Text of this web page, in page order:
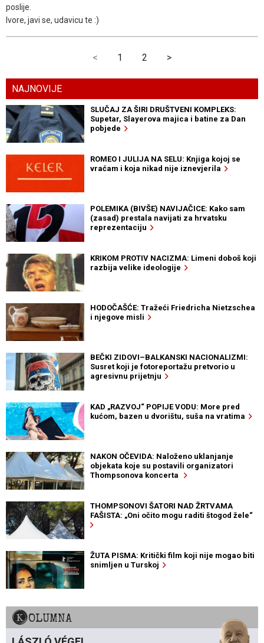
poslije.
Ivore, javi se, udavicu te :)
< 1 2 >
NAJNOVIJE
SLUČAJ ZA ŠIRI DRUŠTVENI KOMPLEKS:
Supetar, Slayerova majica i batine za Dan
pobjede
ROMEO I JULIJA NA SELU: Knjiga kojoj se
vraćam i koja nikad nije iznevjerila
POLEMIKA (BIVŠE) NAVIJAČICE: Kako sam
(zasad) prestala navijati za hrvatsku
reprezentaciju
KRIKOM PROTIV NACIZMA: Limeni doboš koji
razbija velike ideologije
HODOČAŠĆE: Tražeći Friedricha Nietzschea
i njegove misli
BEČKI ZIDOVI–BALKANSKI NACIONALIZMI:
Susret koji je fotoreportažu pretvorio u
agresivnu prijetnju
KAD „RAZVOJ“ POPIJE VODU: More pred
kućom, bazen u dvorištu, suša na vratima
NAKON OČEVIDA: Naloženo uklanjanje
objekata koje su postavili organizatori
Thompsonova koncerta
THOMPSONOVI ŠATORI NAD ŽRTVAMA
FAŠISTA: „Oni očito mogu raditi štogod žele“
ŽUTA PISMA: Kritički film koji nije mogao biti
snimljen u Turskoj
KOLUMNA